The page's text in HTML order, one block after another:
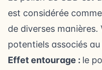
est considérée
de diverses
potentiels associés
Effet entourage : le